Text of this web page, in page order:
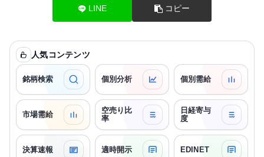
LINE コピー
人気コンテンツ
銘柄検索 個別分析 個別需給
市場需給
空売り比
率
日経寄与
度
決算速報 適時開示 EDINET